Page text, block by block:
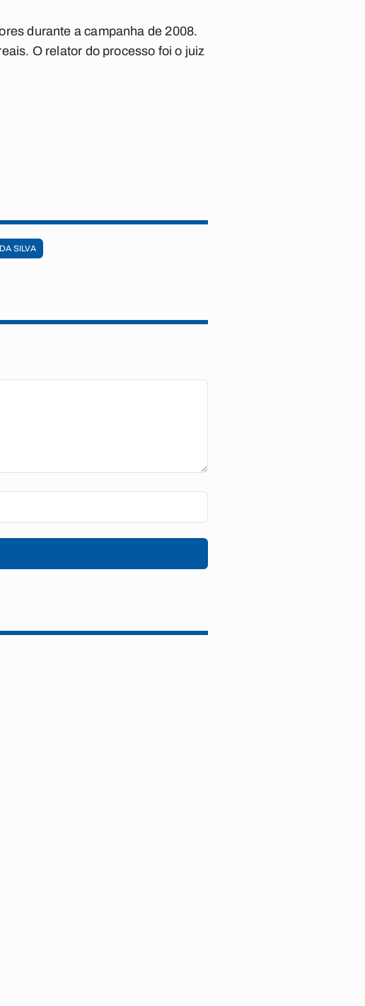
durante a campanha de 2008.
O relator do processo foi o juiz
SILVA